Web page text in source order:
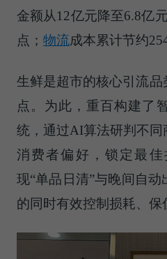
金额从12亿元降至6.8亿
点； 物流成本累计节约
生鲜是超市的核心引流
点。为此，重百构建了
统，通过AI算法研判不
消费者偏好，锁定最
现“单品日清”与晚间自
的同时有效控制损耗、保